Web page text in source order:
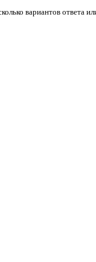
вариантов ответа